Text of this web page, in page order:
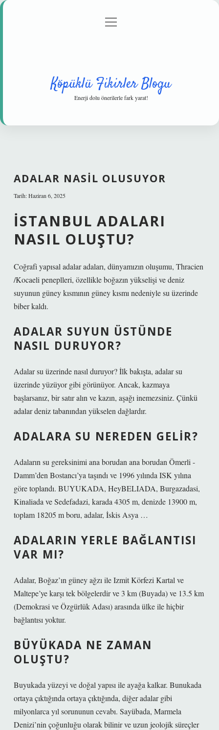
Gizlilik Politikası
menüyü
Köpüklü Fikirler Blogu
Enerji dolu önerilerle fark yarat!
ADALAR NASIL OLUSUYOR
Tarih: Haziran 6, 2025
İSTANBUL ADALARI
NASIL OLUŞTU?
Coğrafi yapısal adalar adaları, dünyamızın oluşumu, Thracien
/Kocaeli peneplleri, özellikle boğazın yükselişi ve deniz
suyunun güney kısmının güney kısmı nedeniyle su üzerinde
biber kaldı.
ADALAR SUYUN ÜSTÜNDE
NASIL DURUYOR?
Adalar su üzerinde nasıl duruyor? İlk bakışta, adalar su
üzerinde yüzüyor gibi görünüyor. Ancak, kazmaya
başlarsanız, bir satır alın ve kazın, aşağı inemezsiniz. Çünkü
adalar deniz tabanından yükselen dağlardır.
ADALARA SU NEREDEN GELIR?
Adaların su gereksinimi ana borudan ana borudan Ömerli -
Damm’den Bostancı’ya taşındı ve 1996 yılında ISK yılına
göre toplandı. BUYUKADA, HeyBELIADA, Burgazadasi,
Kinaliada ve Sedefadazi, karada 4305 m, denizde 13900 m,
toplam 18205 m boru, adalar, İskis Asya …
ADALARIN YERLE BAĞLANTISI
VAR MI?
Adalar, Boğaz’ın güney ağzı ile Izmit Körfezi Kartal ve
Maltepe’ye karşı tek bölgelerdir ve 3 km (Buyada) ve 13.5 km
(Demokrasi ve Özgürlük Adası) arasında ülke ile hiçbir
bağlantısı yoktur.
BÜYÜKADA NE ZAMAN
OLUŞTU?
Buyukada yüzeyi ve doğal yapısı ile ayağa kalkar. Bunukada
ortaya çıktığında ortaya çıktığında, diğer adalar gibi
milyonlarca yıl sorununun cevabı. Sayübada, Marmela
Denizi’nin çoğunluğu olarak bilinir ve uzun jeolojik süreçler